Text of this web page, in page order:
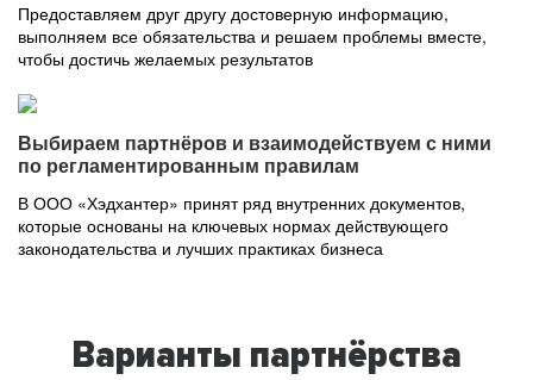
Предоставляем друг другу достоверную информацию,
выполняем все обязательства и решаем проблемы вместе,
чтобы достичь желаемых результатов
Выбираем партнёров и взаимодействуем с ними
по регламентированным правилам
В ООО «Хэдхантер» принят ряд внутренних документов,
которые основаны на ключевых нормах действующего
законодательства и лучших практиках бизнеса
Варианты партнёрства